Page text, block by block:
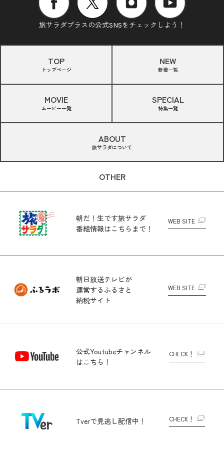
旅サラダプラスの公式SNSをチェックしよう！
TOP
トップページ
NEW
新着一覧
MOVIE
ムービー一覧
SPECIAL
特集一覧
ABOUT
旅サラダについて
OTHER
朝だ！生です旅サラダ
番組情報はこちらまで！
WEB SITE
朝日放送テレビが
運営するふるさと
納税サイト
WEB SITE
公式Youtubeチャンネル
はこちら！
CHECK！
Tverで見逃し配信中！ CHECK！